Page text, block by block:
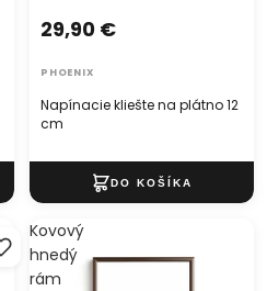
Napínacie kliešte na plátno 12
cm
29,90 €
PHOENIX
Kovový
hnedý
rám